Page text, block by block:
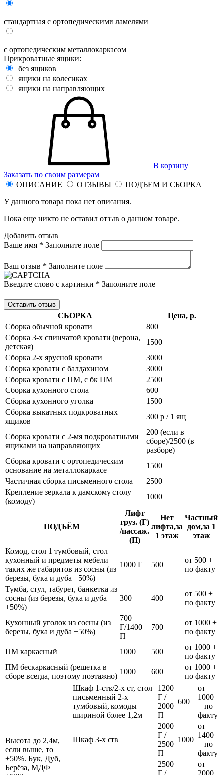
стандартная с ортопедическими ламелями
с ортопедическим металлокаркасом
Прикроватные ящики:
без ящиков
ящики на колесиках
ящики на направляющих
В корзину
Заказать по своим размерам
ОПИСАНИЕ
ОТЗЫВЫ
ПОДЪЕМ И СБОРКА
У данного товара пока нет описания.
Пока еще никто не оставил отзыв о данном товаре.
Добавить отзыв
Ваше имя * Заполните поле
Ваш отзыв * Заполните поле
Введите слово с картинки * Заполните поле
Оставить отзыв
СБОРКА
Цена, р.
Сборка обычной кровати
800
Сборка 3-х спинчатой кровати (верона,
детская)
1500
Сборка 2-х ярусной кровати
3000
Сборка кровати с балдахином
3000
Сборка кровати с ПМ, с бк ПМ
2500
Сборка кухонного стола
600
Сборка кухонного уголка
1500
Сборка выкатных подкроватных
ящиков
300 р / 1 ящ
Сборка кровати с 2-мя подкроватными
ящиками на направляющих
200 (если в
сборе)/2500 (в
разборе)
Сборка кровати с ортопедическим
основание на металлокаркасе
1500
Частичная сборка письменного стола
2500
Крепление зеркала к дамскому столу
(комоду)
1000
ПОДЪЁМ
Лифт
груз. (Г)
/пассаж.
(П)
Нет
лифта,за
1 этаж
Частный
дом,за 1
этаж
Комод, стол 1 тумбовый, стол
кухонный и предметы мебели
таких же габаритов из сосны (из
березы, бука и дуба +50%)
1000 Г 500
от 500 +
по факту
Тумба, стул, табурет, банкетка из
сосны (из березы, бука и дуба
+50%)
300 400
от 500 +
по факту
Кухонный уголок из сосны (из
березы, бука и дуба +50%)
700
Г/1400
П
700
от 1000 +
по факту
ПМ каркасный 1000 500
от 1000 +
по факту
ПМ бескаркасный (решетка в
сборе всегда, поэтому поэтажно)
1000 600
от 1000 +
по факту
Высота до 2,4м,
если выше, то
+50%. Бук, Дуб,
Берёза, МДФ
Шкаф 1-ств/2-х ст, стол
письменный 2-х
тумбовый, комоды
шириной более 1,2м
1200
Г /
2000
П
600
от
1000
+ по
факту
Шкаф 3-х ств
2000
Г /
2500
П
1000
от
1400
+ по
факту
2500
Г /
от
2000